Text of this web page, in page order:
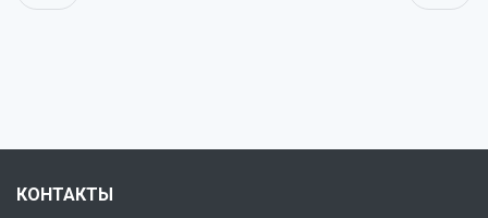
КОНТАКТЫ